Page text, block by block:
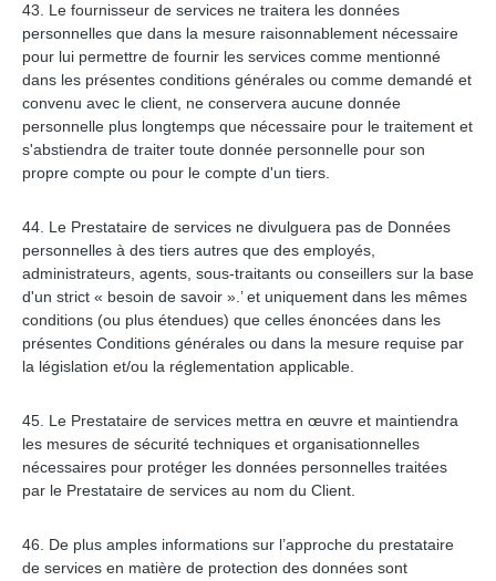
43. Le fournisseur de services ne traitera les données
personnelles que dans la mesure raisonnablement nécessaire
pour lui permettre de fournir les services comme mentionné
dans les présentes conditions générales ou comme demandé et
convenu avec le client, ne conservera aucune donnée
personnelle plus longtemps que nécessaire pour le traitement et
s'abstiendra de traiter toute donnée personnelle pour son
propre compte ou pour le compte d'un tiers.
44. Le Prestataire de services ne divulguera pas de Données
personnelles à des tiers autres que des employés,
administrateurs, agents, sous-traitants ou conseillers sur la base
d'un strict « besoin de savoir ».’ et uniquement dans les mêmes
conditions (ou plus étendues) que celles énoncées dans les
présentes Conditions générales ou dans la mesure requise par
la législation et/ou la réglementation applicable.
45. Le Prestataire de services mettra en œuvre et maintiendra
les mesures de sécurité techniques et organisationnelles
nécessaires pour protéger les données personnelles traitées
par le Prestataire de services au nom du Client.
46. ​​De plus amples informations sur l’approche du prestataire
de services en matière de protection des données sont